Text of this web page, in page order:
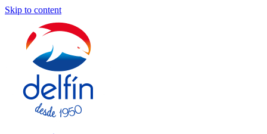
Skip to content